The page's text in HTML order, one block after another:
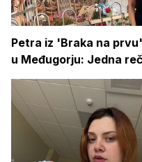
Petra iz 'Braka na
u Međugorju: Jedna